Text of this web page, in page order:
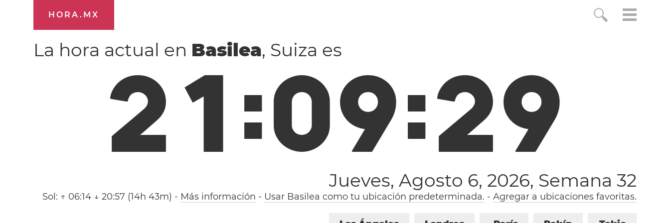
HORA.MX
La hora actual en Basilea, Suiza es
21:09:30
Jueves, Agosto 6, 2026, Semana 32
Sol: ↑ 06:14 ↓ 20:57 (14h 43m) - Más información - Usar Basilea como tu ubicación predeterminada. - Agregar a ubicaciones favoritas.